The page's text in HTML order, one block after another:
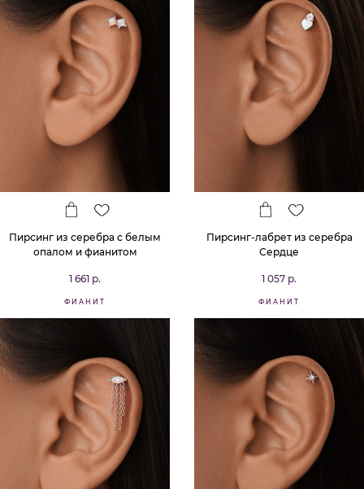
Пирсинг из серебра с белым
опалом и фианитом
1 661 р.
ФИАНИТ
Пирсинг-лабрет из серебра
Сердце
1 057 р.
ФИАНИТ